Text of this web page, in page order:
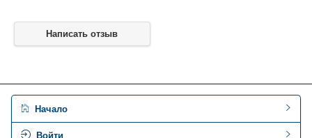
Написать отзыв
Начало